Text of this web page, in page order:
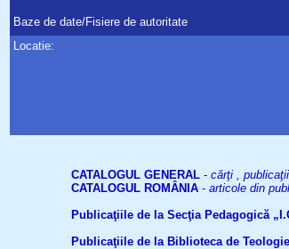
Baze de date/Fisiere de autoritate
Locatie:
CATALOGUL GENERAL - cărţi ,
CATALOGUL ROMÂNIA - articole din
Publicaţiile de la Secţia Pedagogică
Publicaţiile de la Biblioteca de